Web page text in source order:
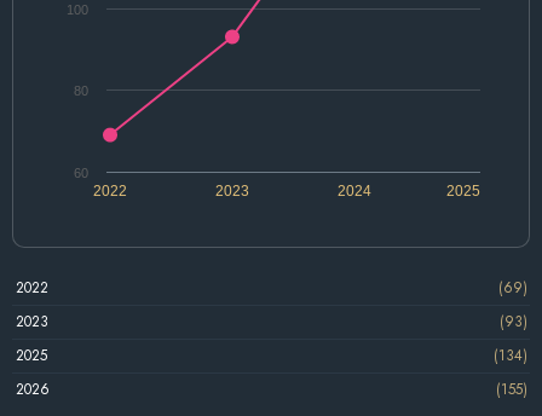
2022 2024
2023 2025
60
80
100
2022
(69)
2023
(93)
2025
(134)
2026
(155)